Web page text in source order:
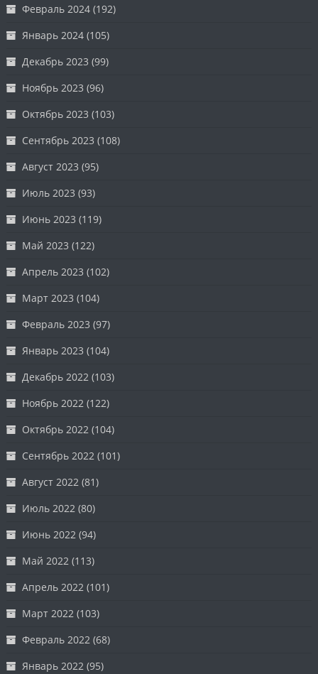
Февраль 2024 (192)
Январь 2024 (105)
Декабрь 2023 (99)
Ноябрь 2023 (96)
Октябрь 2023 (103)
Сентябрь 2023 (108)
Август 2023 (95)
Июль 2023 (93)
Июнь 2023 (119)
Май 2023 (122)
Апрель 2023 (102)
Март 2023 (104)
Февраль 2023 (97)
Январь 2023 (104)
Декабрь 2022 (103)
Ноябрь 2022 (122)
Октябрь 2022 (104)
Сентябрь 2022 (101)
Август 2022 (81)
Июль 2022 (80)
Июнь 2022 (94)
Май 2022 (113)
Апрель 2022 (101)
Март 2022 (103)
Февраль 2022 (68)
Январь 2022 (95)